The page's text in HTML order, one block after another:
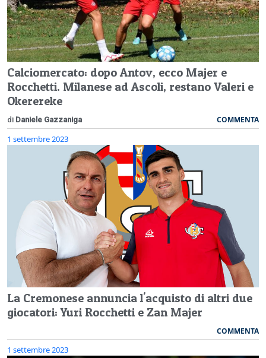
Calciomercato: dopo Antov, ecco Majer e
Rocchetti. Milanese ad Ascoli, restano Valeri e
Okerereke
di Daniele Gazzaniga COMMENTA
1 settembre 2023
La Cremonese annuncia l'acquisto di altri due
giocatori: Yuri Rocchetti e Zan Majer
COMMENTA
1 settembre 2023